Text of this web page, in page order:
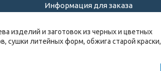
Информация для заказа
изделий и заготовок из черных и цветных
сушки литейных форм, обжига старой краски,